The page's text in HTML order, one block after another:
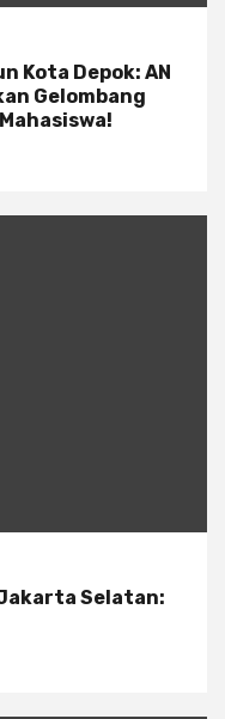
Kota Depok: AN
Gelombang
Selatan: